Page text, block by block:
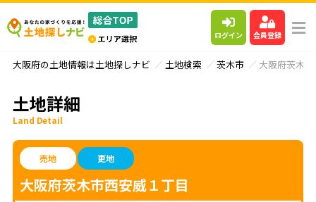
ログイン 会員登録
大阪府の土地情報は土地探しナビ 土地検索 茨木市 大阪府茨木
土地詳細
Land Detail
売地 更地
大阪府茨木市西安威１丁目